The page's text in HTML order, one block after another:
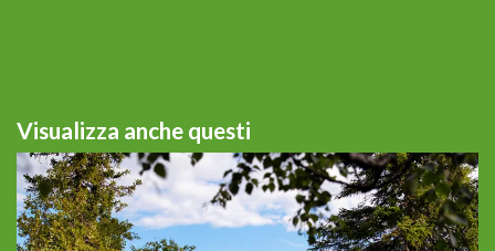
Visualizza anche questi